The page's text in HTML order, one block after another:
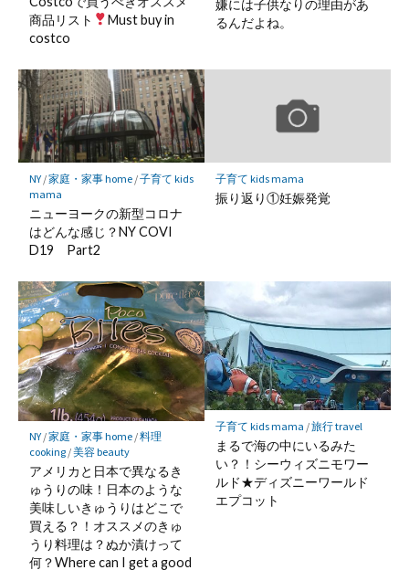
商品リスト
Must buy in
costco
嫌には子供なりの理由があ
るんだよね。
NY/家庭・家事 home/子育て kids
mama
ニューヨークの新型コロナ
はどんな感じ？NY COVI
D19 Part2
子育て kids mama
振り返り①妊娠発覚
NY/家庭・家事 home/料理
cooking/美容 beauty
アメリカと日本で異なるき
ゅうりの味！日本のような
美味しいきゅうりはどこで
買える？！オススメのきゅ
うり料理は？ぬか漬けって
何？Where can I get a good
子育て kids mama /旅行 travel
まるで海の中にいるみた
い？！シーウィズニモワー
ルド★ディズニーワールド
エプコット